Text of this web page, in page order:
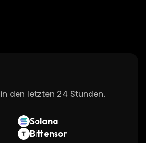
den letzten 24 Stunden.
Solana
Bittensor